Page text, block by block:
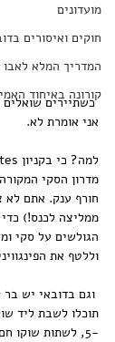
מועדונים
חוקים ואיסורים
המדריך המלא לאבו
קורונה באיחוד
כשתיירים
אני אומרת לא.
מדרון הסקי
חורף ענק. אתם לא
ממליצה לכנס!)
הגולשים על סקי
וללטף את
תוכלו לשבת ליד
-5, לשתות שוקו